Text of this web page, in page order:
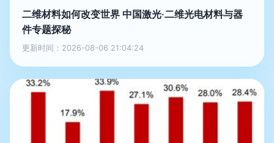
二维材料如何改变世界 中国激光·二维光电材料与器
件专题探秘
更新时间：2026-08-06 21:04:24